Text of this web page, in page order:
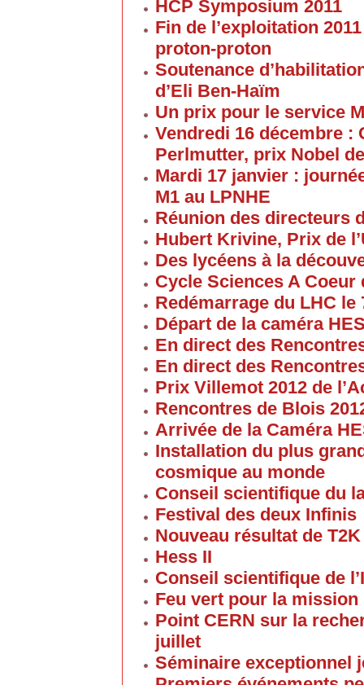
HCP Symposium 2011
Fin de l’exploitation
proton-proton
Soutenance
d’Eli Ben-Haïm
Un prix pour le service
Vendredi 16 décembre :
Perlmutter, prix Nobel
Mardi 17 janvier :
M1 au LPNHE
Réunion des directeurs
Hubert Krivine, Prix de
Des lycéens à la
Cycle Sciences A Coeur
Redémarrage du LHC le
Départ de la caméra
En direct des
En direct des
Prix Villemot 2012 de
Rencontres de Blois
Arrivée de la Caméra
Installation du plus
cosmique au monde
Conseil scientifique du
Festival des deux Infinis
Nouveau résultat de T2K
Hess II
Conseil scientifique de
Feu vert pour la
Point CERN sur la
juillet
Séminaire exceptionnel